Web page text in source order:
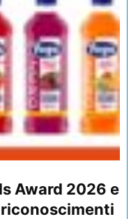
Award 2026 e